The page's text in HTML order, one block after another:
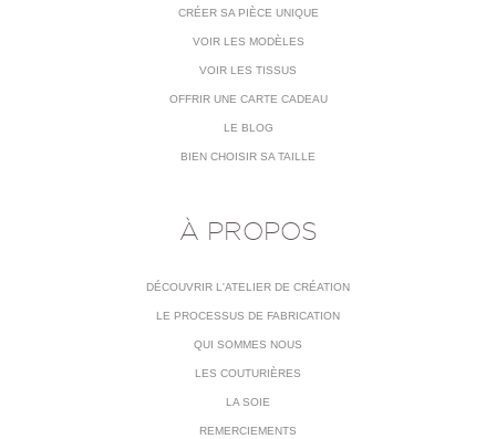
CRÉER SA PIÈCE UNIQUE
VOIR LES MODÈLES
VOIR LES TISSUS
OFFRIR UNE CARTE CADEAU
LE BLOG
BIEN CHOISIR SA TAILLE
À PROPOS
DÉCOUVRIR L'ATELIER DE CRÉATION
LE PROCESSUS DE FABRICATION
QUI SOMMES NOUS
LES COUTURIÈRES
LA SOIE
REMERCIEMENTS